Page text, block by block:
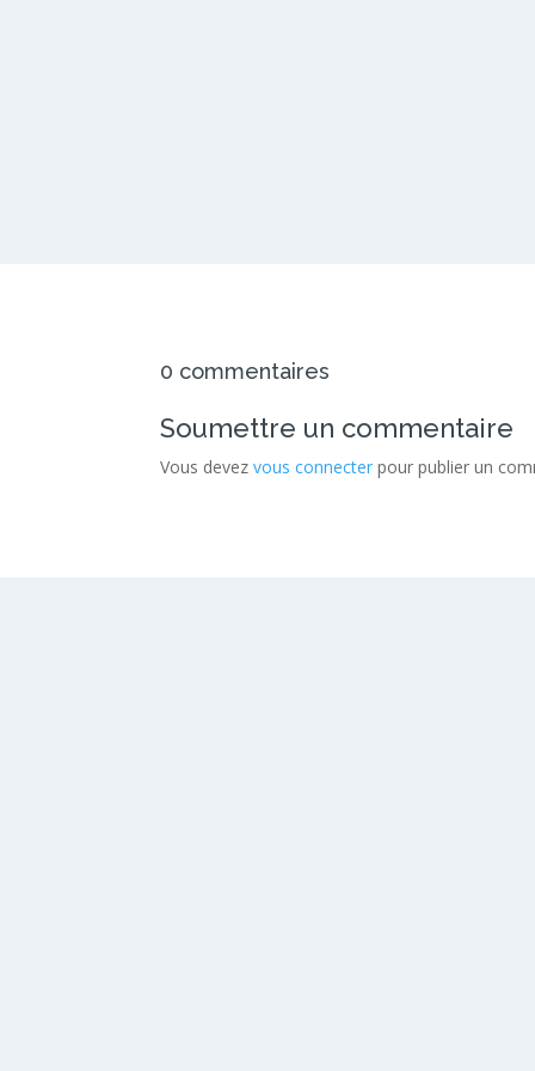
0 commentaires
Soumettre un commentaire
Vous devezvous connecter pour publier un